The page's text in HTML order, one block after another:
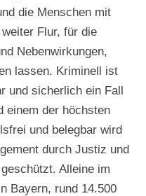
die Menschen mit
Flur, für die
Nebenwirkungen,
lassen. Kriminell ist
und sicherlich ein Fall
einem der höchsten
und belegbar wird
durch Justiz und
Alleine im
Bayern, rund 14.500